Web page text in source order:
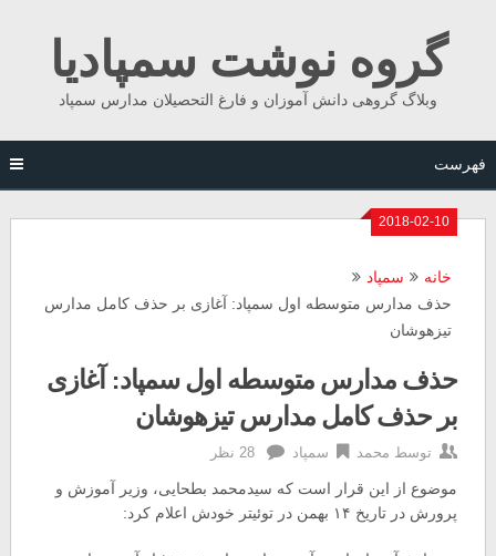
گروه نوشت سمپادیا
وبلاگ گروهی دانش آموزان و فارغ التحصیلان مدارس سمپاد
فهرست
2018-02-10
خانه
سمپاد
حذف مدارس متوسطه اول سمپاد: آغازی بر حذف کامل مدارس
تیزهوشان
حذف مدارس متوسطه اول سمپاد: آغازی
بر حذف کامل مدارس تیزهوشان
توسط محمد سمپاد 28 نظر
موضوع از این قرار است که سیدمحمد بطحایی، وزیر آموزش و
پرورش در تاریخ ۱۴ بهمن در توئیتر خودش اعلام کرد: